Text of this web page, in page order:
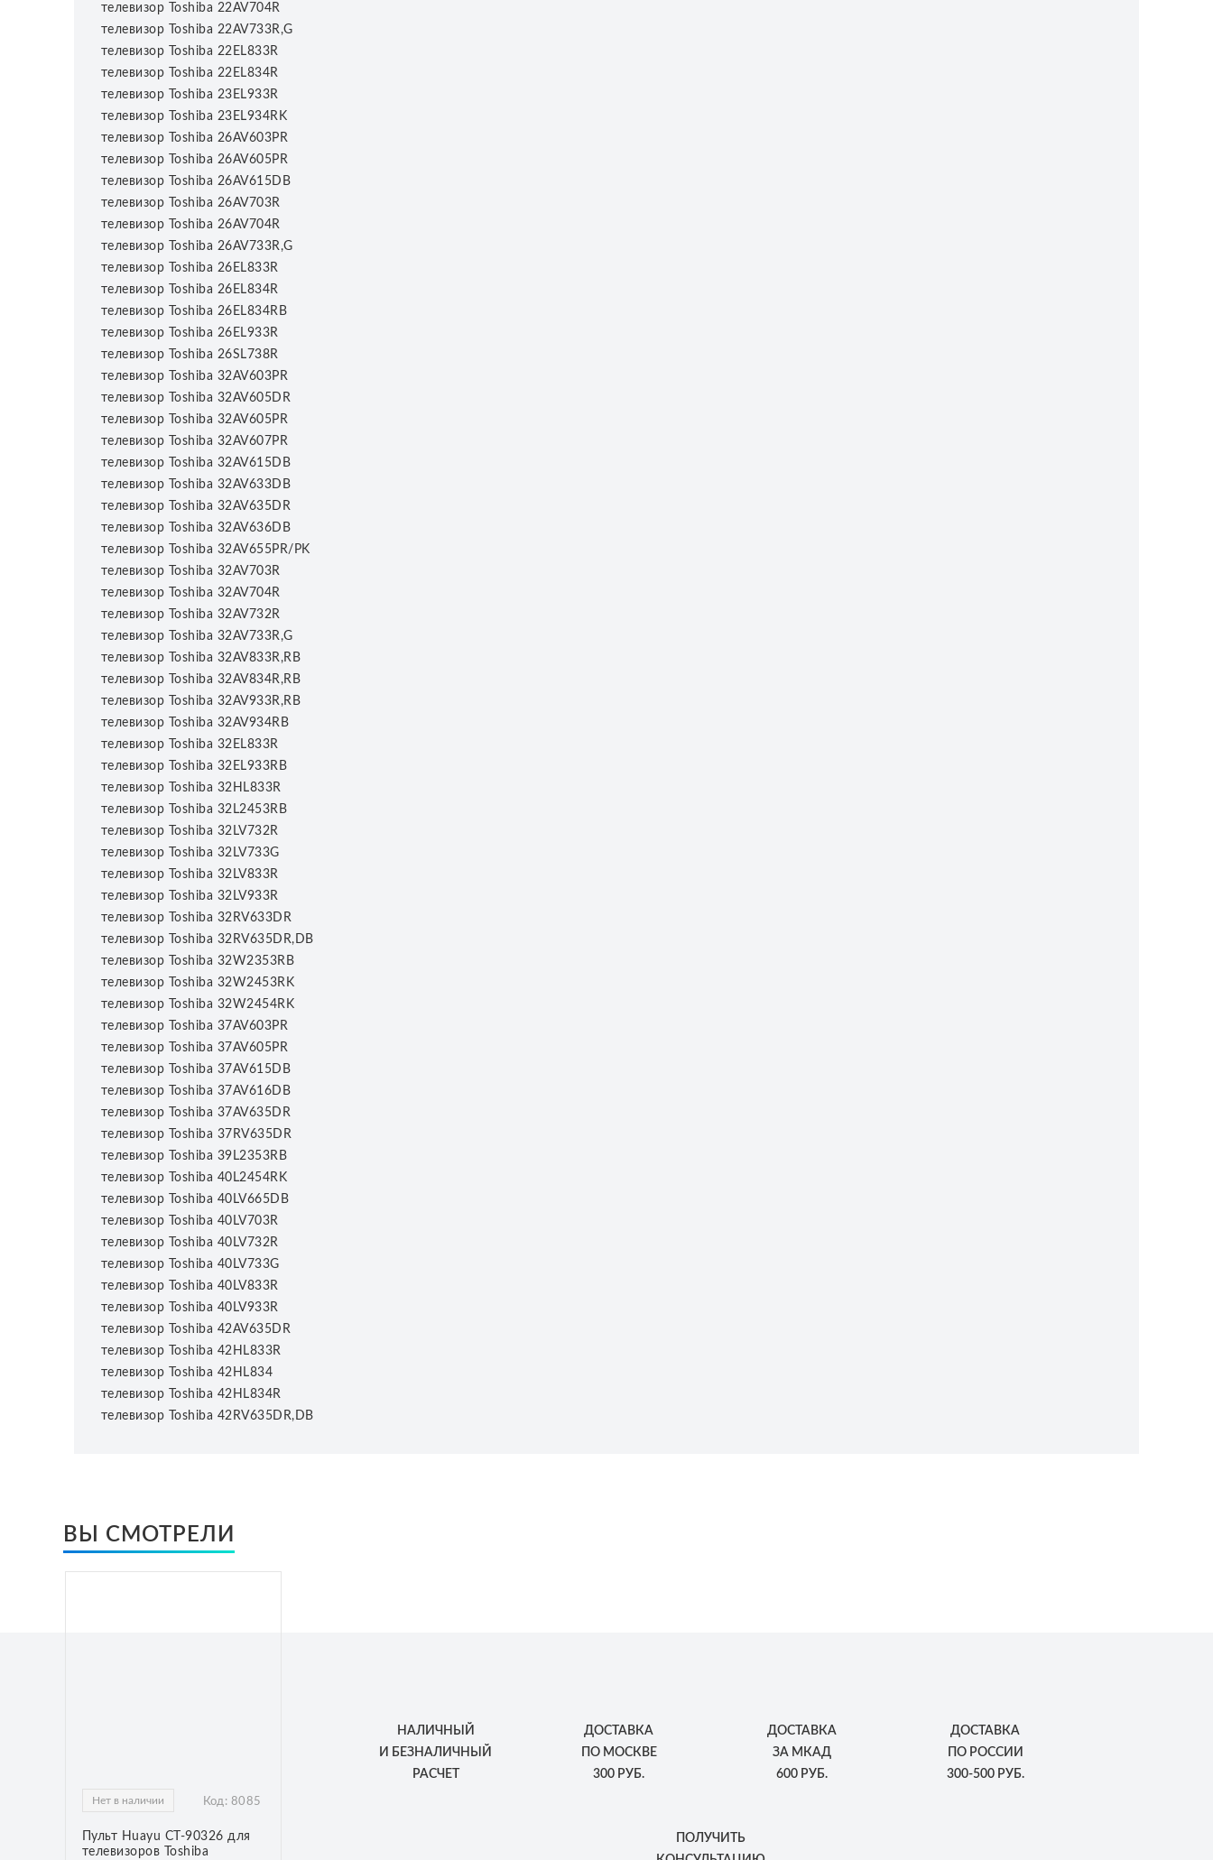
телевизор Toshiba 22AV704R
телевизор Toshiba 22AV733R,G
телевизор Toshiba 22EL833R
телевизор Toshiba 22EL834R
телевизор Toshiba 23EL933R
телевизор Toshiba 23EL934RK
телевизор Toshiba 26AV603PR
телевизор Toshiba 26AV605PR
телевизор Toshiba 26AV615DB
телевизор Toshiba 26AV703R
телевизор Toshiba 26AV704R
телевизор Toshiba 26AV733R,G
телевизор Toshiba 26EL833R
телевизор Toshiba 26EL834R
телевизор Toshiba 26EL834RB
телевизор Toshiba 26EL933R
телевизор Toshiba 26SL738R
телевизор Toshiba 32AV603PR
телевизор Toshiba 32AV605DR
телевизор Toshiba 32AV605PR
телевизор Toshiba 32AV607PR
телевизор Toshiba 32AV615DB
телевизор Toshiba 32AV633DB
телевизор Toshiba 32AV635DR
телевизор Toshiba 32AV636DB
телевизор Toshiba 32AV655PR/PK
телевизор Toshiba 32AV703R
телевизор Toshiba 32AV704R
телевизор Toshiba 32AV732R
телевизор Toshiba 32AV733R,G
телевизор Toshiba 32AV833R,RB
телевизор Toshiba 32AV834R,RB
телевизор Toshiba 32AV933R,RB
телевизор Toshiba 32AV934RB
телевизор Toshiba 32EL833R
телевизор Toshiba 32EL933RB
телевизор Toshiba 32HL833R
телевизор Toshiba 32L2453RB
телевизор Toshiba 32LV732R
телевизор Toshiba 32LV733G
телевизор Toshiba 32LV833R
телевизор Toshiba 32LV933R
телевизор Toshiba 32RV633DR
телевизор Toshiba 32RV635DR,DB
телевизор Toshiba 32W2353RB
телевизор Toshiba 32W2453RK
телевизор Toshiba 32W2454RK
телевизор Toshiba 37AV603PR
телевизор Toshiba 37AV605PR
телевизор Toshiba 37AV615DB
телевизор Toshiba 37AV616DB
телевизор Toshiba 37AV635DR
телевизор Toshiba 37RV635DR
телевизор Toshiba 39L2353RB
телевизор Toshiba 40L2454RK
телевизор Toshiba 40LV665DB
телевизор Toshiba 40LV703R
телевизор Toshiba 40LV732R
телевизор Toshiba 40LV733G
телевизор Toshiba 40LV833R
телевизор Toshiba 40LV933R
телевизор Toshiba 42AV635DR
телевизор Toshiba 42HL833R
телевизор Toshiba 42HL834
телевизор Toshiba 42HL834R
телевизор Toshiba 42RV635DR,DB
ВЫ СМОТРЕЛИ
Нет в наличии Код: 8085
Пульт Huayu CT-90326 для
телевизоров Toshiba
НАЛИЧНЫЙ
И БЕЗНАЛИЧНЫЙ
РАСЧЕТ
ДОСТАВКА
ПО МОСКВЕ
300 РУБ.
ДОСТАВКА
ЗА МКАД
600 РУБ.
ДОСТАВКА
ПО РОССИИ
300-500 РУБ.
ПОЛУЧИТЬ